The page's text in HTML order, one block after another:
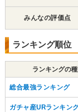
みんなの評価点
ランキング順位
ランキングの
総合最強ランキング
ガチャ産URランキン